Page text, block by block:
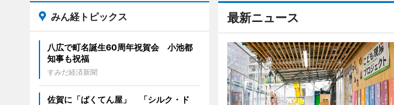
最新ニュース
みん経トピックス
八広で町名誕生60周年祝賀会 小池都
知事も祝福
すみだ経済新聞
佐賀に「ばくてん屋」 「シルク・ド